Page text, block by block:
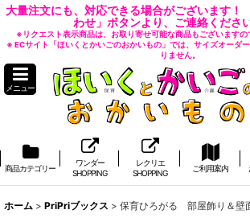
大量注文にも、対応できる場合がございます
わせ」ボタンより、ご連絡くださ
※リクエスト表示商品は、お取り寄せ可能な商品もございますの
※ ECサイト「ほいくとかいごのおかいもの」では、サイズオーダ
りません。
メニュー
商品カテゴリー
ワンダー
SHOPPING
レクリエ
SHOPPING
ご利用案内
ホーム > PriPriブックス > 保育ひろがる 部屋飾り＆壁